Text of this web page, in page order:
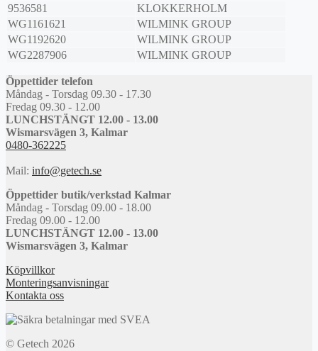
9536581
KLOKKERHOLM
WG1161621
WILMINK GROUP
WG1192620
WILMINK GROUP
WG2287906
WILMINK GROUP
Öppettider telefon
Måndag - Torsdag 09.30 - 17.30
Fredag 09.30 - 12.00
LUNCHSTÄNGT 12.00 - 13.00
Wismarsvägen 3, Kalmar
0480-362225
Mail: info@getech.se
Öppettider butik/verkstad Kalmar
Måndag - Torsdag 09.00 - 18.00
Fredag 09.00 - 12.00
LUNCHSTÄNGT 12.00 - 13.00
Wismarsvägen 3, Kalmar
Köpvillkor
Monteringsanvisningar
Kontakta oss
© Getech 2026